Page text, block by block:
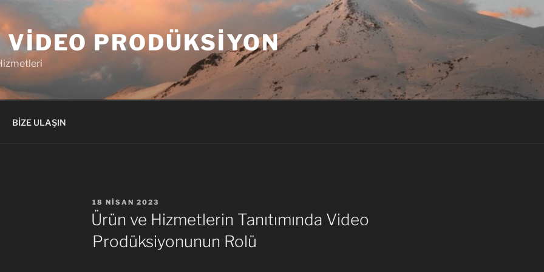
PRODÜKSIYON
BİZE ULAŞIN
YAYIM
TARIHI
18 NISAN 2023
Ürün ve Hizmetlerin Tanıtımında Video
Prodüksiyonunun Rolü